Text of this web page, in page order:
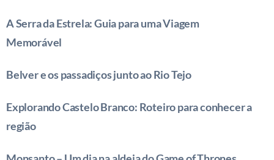
A Serra da Estrela: Guia para uma Viagem
Memorável
Belver e os passadiços junto ao Rio Tejo
Explorando Castelo Branco: Roteiro para conhecer a
região